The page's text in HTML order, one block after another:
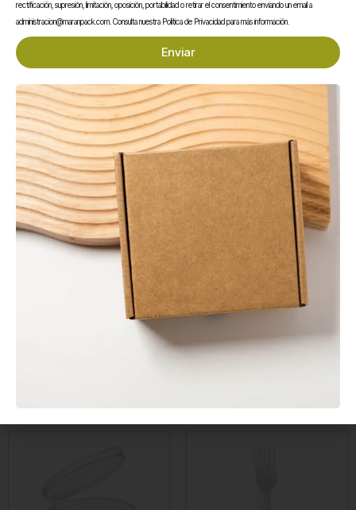
Disponibles en medidas estándar o a medida, y con opciones de
personalización como impresión, abrefácil o colgador, son ideales
para aplicaciones en embutidos, carnes, quesos, productos
preparados y sector gourmet.
Te puede interesar...
En stock
rectificación, supresión, limitación, oposición, portabilidad o retirar el consentimiento enviando un email a
administracion@maranpack.com. Consulta nuestra Política de Privacidad para más información.
Enviar